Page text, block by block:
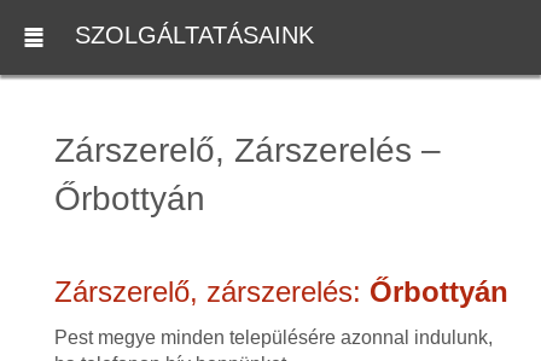
SZOLGÁLTATÁSAINK
Zárszerelő, Zárszerelés –
Őrbottyán
Zárszerelő, zárszerelés: Őrbottyán
Pest megye minden településére azonnal indulunk,